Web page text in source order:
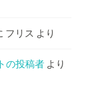
フリス より
の投稿者 より